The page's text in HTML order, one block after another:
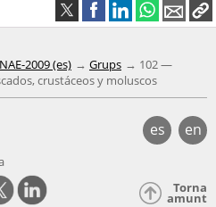
2009 (es) Grups
102 —
crustáceos y moluscos
es en
Torna
amunt